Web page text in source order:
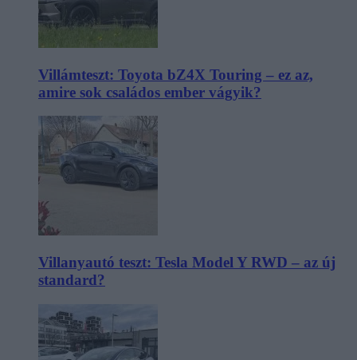
Villámteszt: Toyota bZ4X Touring – ez az,
amire sok családos ember vágyik?
Villanyautó teszt: Tesla Model Y RWD – az új
standard?